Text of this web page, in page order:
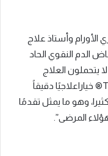
الأورام وأستاذ علاج
الدم النقوي الحاد
يتحملون العلاج
الكيميائي المكثف. ولهذا يعتبر عقار Tibsovo® خياراعلاجيًا دقيقاً
وهو ما يمثل تقدمًا
المرضى”.